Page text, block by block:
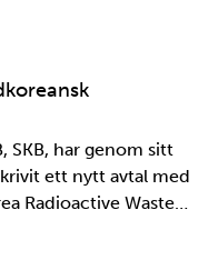
SKB, har genom sitt
ett nytt avtal med
Radioactive Waste
så kallat